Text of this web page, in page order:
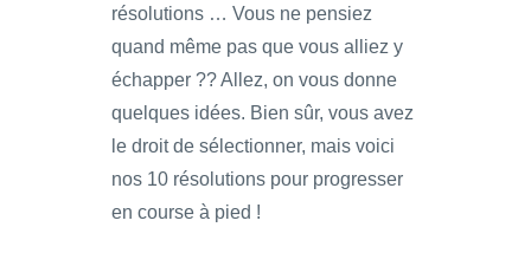
résolutions … Vous ne pensiez
quand même pas que vous alliez y
échapper ?? Allez, on vous donne
quelques idées. Bien sûr, vous avez
le droit de sélectionner, mais voici
nos 10 résolutions pour progresser
en course à pied !